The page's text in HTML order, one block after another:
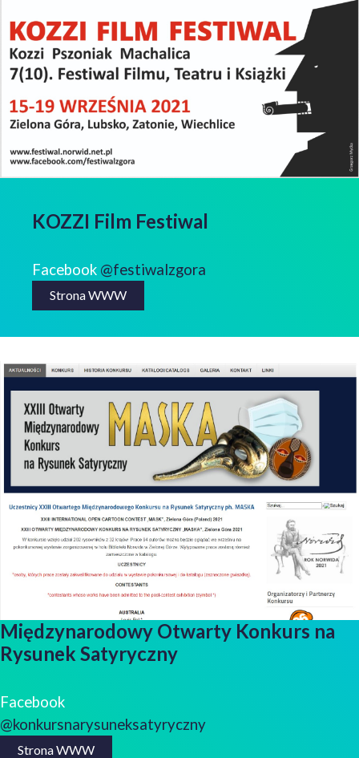
KOZZI Film Festiwal
Facebook @festiwalzgora
Strona WWW
Międzynarodowy Otwarty Konkurs na
Rysunek Satyryczny
Facebook
@konkursnarysuneksatyryczny
Strona WWW